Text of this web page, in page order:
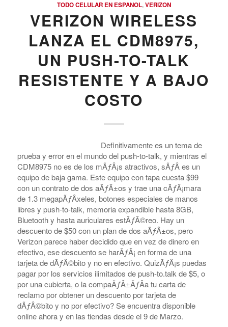
TODO CELULAR EN ESPANOL,VERIZON
VERIZON WIRELESS
LANZA EL CDM8975,
UN PUSH-TO-TALK
RESISTENTE Y A BAJO
COSTO
Definitivamente es un tema de
prueba y error en el mundo del push-to-talk, y mientras el
CDM8975 no es de los mÃƒÂ¡s atractivos, sÃƒÂ­ es un
equipo de baja gama. Este equipo con tapa cuesta $99
con un contrato de dos aÃƒÂ±os y trae una cÃƒÂ¡mara
de 1.3 megapÃƒÂ­xeles, botones especiales de manos
libres y push-to-talk, memoria expandible hasta 8GB,
Bluetooth y hasta auriculares estÃƒÂ©reo. Hay un
descuento de $50 con un plan de dos aÃƒÂ±os, pero
Verizon parece haber decidido que en vez de dinero en
efectivo, ese descuento se harÃƒÂ¡ en forma de una
tarjeta de dÃƒÂ©bito y no en efectivo. QuizÃƒÂ¡s puedas
pagar por los servicios ilimitados de push-to.talk de $5, o
por una cubierta, o la compaÃƒÂ±ÃƒÂ­a tu carta de
reclamo por obtener un descuento por tarjeta de
dÃƒÂ©bito y no por efectivo? Se encuentra disponible
online ahora y en las tiendas desde el 9 de Marzo.